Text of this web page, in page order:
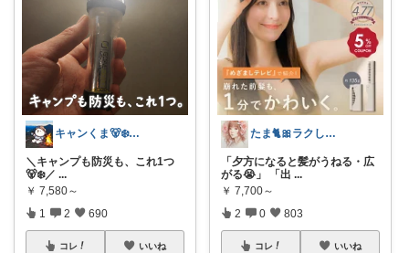
キャンくま🐻‍❄️ママのラク暮らし
＼キャンプも防災も、これ1つ
🐻‍❄️／ ...
￥ 7,580～
1 2 690
コレ いいね
たま🐈🎀ラクして可愛い神コスパ品
「夕方になると髪がうねる・広
がる😭」 「出 ...
￥ 7,700～
2 0 803
コレ いいね